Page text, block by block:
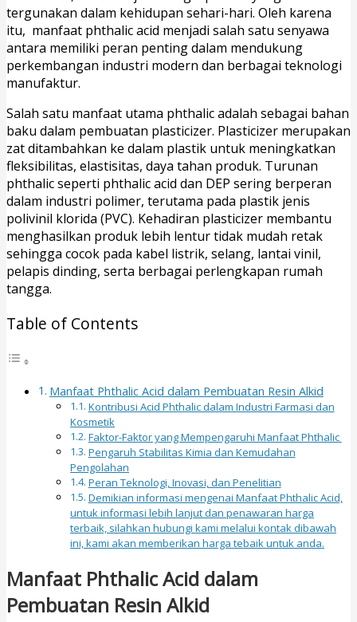
tergunakan dalam kehidupan sehari-hari. Oleh karena
itu, manfaat phthalic acid menjadi salah satu senyawa
antara memiliki peran penting dalam mendukung
perkembangan industri modern dan berbagai teknologi
manufaktur.
Salah satu manfaat utama phthalic adalah sebagai bahan
baku dalam pembuatan plasticizer. Plasticizer merupakan
zat ditambahkan ke dalam plastik untuk meningkatkan
fleksibilitas, elastisitas, daya tahan produk. Turunan
phthalic seperti phthalic acid dan DEP sering berperan
dalam industri polimer, terutama pada plastik jenis
polivinil klorida (PVC). Kehadiran plasticizer membantu
menghasilkan produk lebih lentur tidak mudah retak
sehingga cocok pada kabel listrik, selang, lantai vinil,
pelapis dinding, serta berbagai perlengkapan rumah
tangga.
Table of Contents
Manfaat Phthalic Acid dalam Pembuatan Resin Alkid
Kontribusi Acid Phthalic dalam Industri Farmasi dan
Kosmetik
Faktor-Faktor yang Mempengaruhi Manfaat Phthalic
Pengaruh Stabilitas Kimia dan Kemudahan
Pengolahan
Peran Teknologi, Inovasi, dan Penelitian
Demikian informasi mengenai Manfaat Phthalic Acid,
untuk informasi lebih lanjut dan penawaran harga
terbaik, silahkan hubungi kami melalui kontak dibawah
ini, kami akan memberikan harga tebaik untuk anda.
Manfaat Phthalic Acid dalam
Pembuatan Resin Alkid